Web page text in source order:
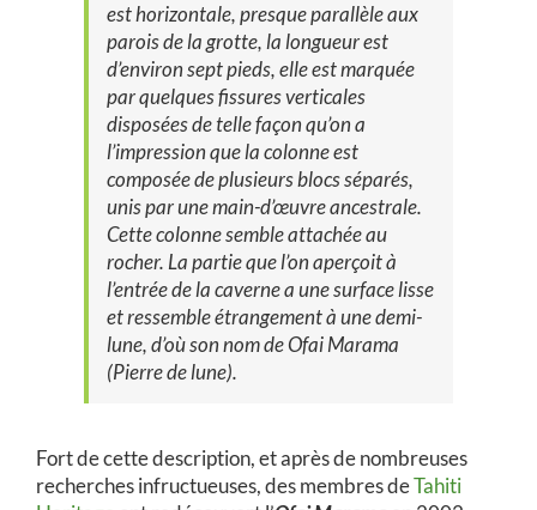
est horizontale, presque parallèle aux
parois de la grotte, la longueur est
d’environ sept pieds, elle est marquée
par quelques fissures verticales
disposées de telle façon qu’on a
l’impression que la colonne est
composée de plusieurs blocs séparés,
unis par une main-d’œuvre ancestrale.
Cette colonne semble attachée au
rocher. La partie que l’on aperçoit à
l’entrée de la caverne a une surface lisse
et ressemble étrangement à une demi-
lune, d’où son nom deOfai Marama
(Pierre de lune).
Fort de cette description, et après de nombreuses
recherches infructueuses, des membres deTahiti